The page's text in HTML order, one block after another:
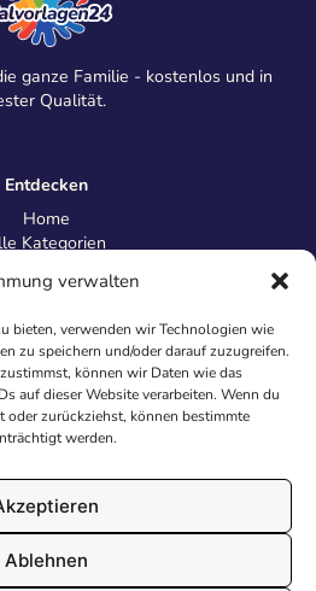
verwalten
bieten, verwenden wir Technologien wie
zu speichern und/oder darauf zuzugreifen.
können wir Daten wie das
auf dieser Website verarbeiten. Wenn du
zurückziehst, können bestimmte
werden.
Ablehnen
ganze Familie - kostenlos und in
Qualität.
Entdecken
Home
Kategorien
Information
Über uns
Kontakt
& Datenschutz
Impressum
AGB
Cookies